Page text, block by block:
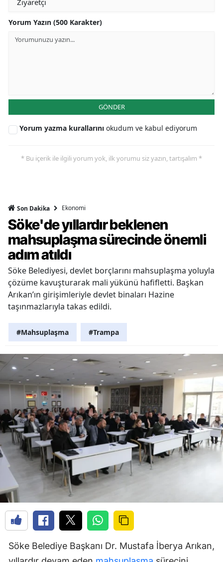
Yorum Yazın (500 Karakter)
GÖNDER
Yorum yazma kurallarını okudum ve kabul ediyorum
* Bu içerik ile ilgili yorum yok, ilk yorumu siz yazın, tartışalım *
Son Dakika Ekonomi
Söke'de yıllardır beklenen
mahsuplaşma sürecinde önemli
adım atıldı
Söke Belediyesi, devlet borçlarını mahsuplaşma yoluyla
çözüme kavuşturarak mali yükünü hafifletti. Başkan
Arıkan’ın girişimleriyle devlet binaları Hazine
taşınmazlarıyla takas edildi.
#Mahsuplaşma #Trampa
Söke Belediye Başkanı Dr. Mustafa İberya Arıkan,